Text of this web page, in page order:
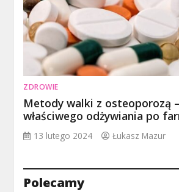
ZDROWIE
Metody walki z osteoporozą
właściwego odżywiania po
13 lutego 2024 Łukasz Mazur
Polecamy